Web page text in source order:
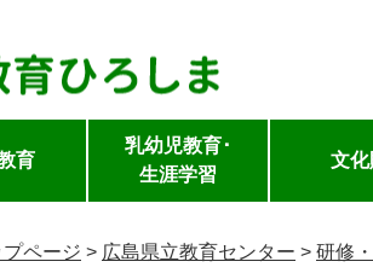
ー
し
育
乳幼児教育･
生涯学習
文化
ページ > 広島県立教育センター > 研修